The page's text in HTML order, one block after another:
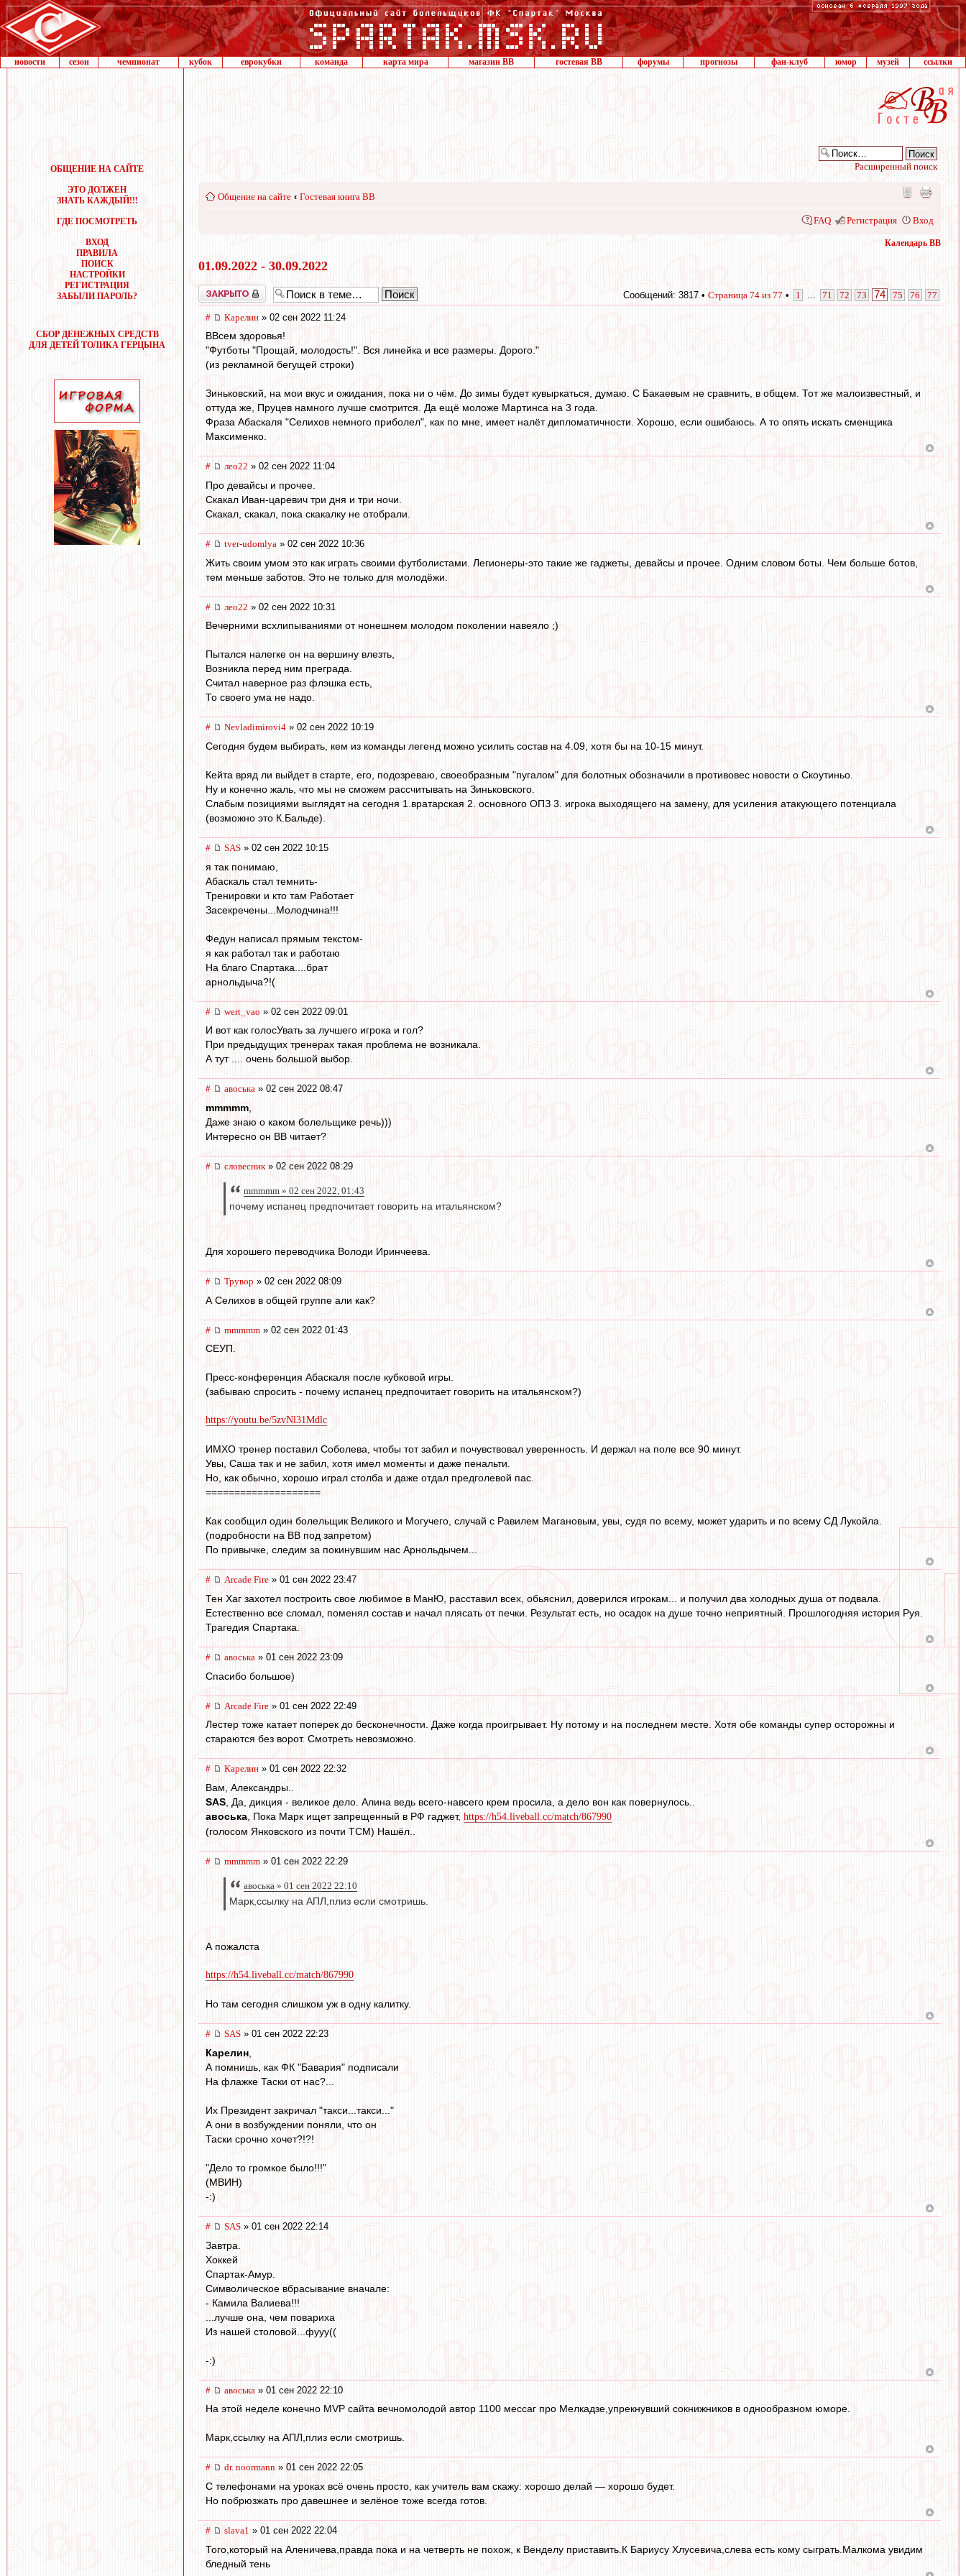
новости сезон чемпионат кубок еврокубки команда карта мира магазин ВВ гостевая ВВ форумы прогнозы фан-клуб юмор музей ссылки
ОБЩЕНИЕ НА САЙТЕ
ЭТО ДОЛЖЕН
ЗНАТЬ КАЖДЫЙ!!!
ГДЕ ПОСМОТРЕТЬ
ВХОД
ПРАВИЛА
ПОИСК
НАСТРОЙКИ
РЕГИСТРАЦИЯ
ЗАБЫЛИ ПАРОЛЬ?
СБОР ДЕНЕЖНЫХ СРЕДСТВ
ДЛЯ ДЕТЕЙ ТОЛИКА ГЕРЦЫНА
Расширенный поиск
Общение на сайте ‹ Гостевая книга ВВ
FAQ Регистрация Вход
Календарь ВВ
01.09.2022 - 30.09.2022
Закрыто Сообщений: 3817 • Страница 74 из 77 • 1 71 72 73 74 75 76 77
# Карелин » 02 сен 2022 11:24
ВВсем здоровья!
"Футботы "Прощай, молодость!". Вся линейка и все размеры. Дорого."
(из рекламной бегущей строки)
Зиньковский, на мои вкус и ожидания, пока ни о чём. До зимы будет кувыркаться, думаю. С Бакаевым не сравнить, в общем. Тот же малоизвестный, и
оттуда же, Пруцев намного лучше смотрится. Да ещё моложе Мартинса на 3 года.
Фраза Абаскаля "Селихов немного приболел", как по мне, имеет налёт дипломатичности. Хорошо, если ошибаюсь. А то опять искать сменщика
Максименко.
# лео22 » 02 сен 2022 11:04
Про девайсы и прочее.
Скакал Иван-царевич три дня и три ночи.
Скакал, скакал, пока скакалку не отобрали.
# tver-udomlya » 02 сен 2022 10:36
Жить своим умом это как играть своими футболистами. Легионеры-это такие же гаджеты, девайсы и прочее. Одним словом боты. Чем больше ботов,
тем меньше заботов. Это не только для молодёжи.
# лео22 » 02 сен 2022 10:31
Вечерними всхлипываниями от нонешнем молодом поколении навеяло ;)
Пытался налегке он на вершину влезть,
Возникла перед ним преграда.
Считал наверное раз флэшка есть,
То своего ума не надо.
# Nevladimirovi4 » 02 сен 2022 10:19
Сегодня будем выбирать, кем из команды легенд можно усилить состав на 4.09, хотя бы на 10-15 минут.
Кейта вряд ли выйдет в старте, его, подозреваю, своеобразным "пугалом" для болотных обозначили в противовес новости о Скоутиньо.
Ну и конечно жаль, что мы не сможем рассчитывать на Зиньковского.
Слабым позициями выглядят на сегодня 1.вратарская 2. основного ОПЗ 3. игрока выходящего на замену, для усиления атакующего потенциала
(возможно это К.Бальде).
# SAS » 02 сен 2022 10:15
я так понимаю,
Абаскаль стал темнить-
Тренировки и кто там Работает
Засекречены...Молодчина!!!
Федун написал прямым текстом-
я как работал так и работаю
На благо Спартака....брат
арнольдыча?!(
# wert_vao » 02 сен 2022 09:01
И вот как голосУвать за лучшего игрока и гол?
При предыдущих тренерах такая проблема не возникала.
А тут .... очень большой выбор.
# авоська » 02 сен 2022 08:47
mmmmm
Даже знаю о каком болельщике речь)))
Интересно он ВВ читает?
# словесник » 02 сен 2022 08:29
mmmmm » 02 сен 2022, 01:43
почему испанец предпочитает говорить на итальянском?
Для хорошего переводчика Володи Иринчеева.
# Трувор » 02 сен 2022 08:09
А Селихов в общей группе али как?
# mmmmm » 02 сен 2022 01:43
СЕУП.
Пресс-конференция Абаскаля после кубковой игры.
(забываю спросить - почему испанец предпочитает говорить на итальянском?)
https://youtu.be/5zvNl31Mdlc
ИМХО тренер поставил Соболева, чтобы тот забил и почувствовал уверенность. И держал на поле все 90 минут.
Увы, Саша так и не забил, хотя имел моменты и даже пенальти.
Но, как обычно, хорошо играл столба и даже отдал предголевой пас.
====================
Как сообщил один болельщик Великого и Могучего, случай с Равилем Магановым, увы, судя по всему, может ударить и по всему СД Лукойла.
(подробности на ВВ под запретом)
По привычке, следим за покинувшим нас Арнольдычем...
# Arcade Fire » 01 сен 2022 23:47
Тен Хаг захотел построить свое любимое в МанЮ, расставил всех, обьяснил, доверился игрокам... и получил два холодных душа от подвала.
Естественно все сломал, поменял состав и начал плясать от печки. Результат есть, но осадок на душе точно неприятный. Прошлогодняя история Руя.
Трагедия Спартака.
# авоська » 01 сен 2022 23:09
Спасибо большое)
# Arcade Fire » 01 сен 2022 22:49
Лестер тоже катает поперек до бесконечности. Даже когда проигрывает. Ну потому и на последнем месте. Хотя обе команды супер осторожны и
стараются без ворот. Смотреть невозможно.
# Карелин » 01 сен 2022 22:32
Вам, Александры..
SAS , Да, дикция - великое дело. Алина ведь всего-навсего крем просила, а дело вон как повернулось..
авоська , Пока Марк ищет запрещенный в РФ гаджет, https://h54.liveball.cc/match/867990
(голосом Янковского из почти ТСМ) Нашёл..
# mmmmm » 01 сен 2022 22:29
авоська » 01 сен 2022 22:10
Марк,ссылку на АПЛ,плиз если смотришь.
А пожалста
https://h54.liveball.cc/match/867990
Но там сегодня слишком уж в одну калитку.
# SAS » 01 сен 2022 22:23
Карелин
А помнишь, как ФК "Бавария" подписали
На флажке Таски от нас?...
Их Президент закричал "такси...такси..."
А они в возбуждении поняли, что он
Таски срочно хочет?!?!
"Дело то громкое было!!!"
(МВИН)
-:)
# SAS » 01 сен 2022 22:14
Завтра.
Хоккей
Спартак-Амур.
Символическое вбрасывание вначале:
- Камила Валиева!!!
...лучше она, чем повариха
Из нашей столовой...фууу((
-:)
# авоська » 01 сен 2022 22:10
На этой неделе конечно MVP сайта вечномолодой автор 1100 мессаг про Мелкадзе,упрекнувший сокнижников в однообразном юморе.
Марк,ссылку на АПЛ,плиз если смотришь.
# dr. noormann » 01 сен 2022 22:05
С телефонами на уроках всё очень просто, как учитель вам скажу: хорошо делай — хорошо будет.
Но побрюзжать про давешнее и зелёное тоже всегда готов.
# slava1 » 01 сен 2022 22:04
Того,который на Аленичева,правда пока и на четверть не похож, к Венделу приставить.К Бариусу Хлусевича,слева есть кому сыграть.Малкома увидим
бледный тень